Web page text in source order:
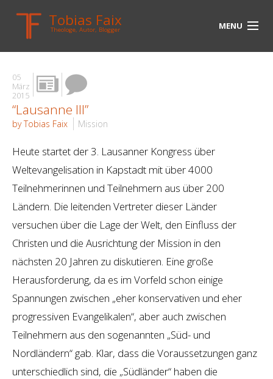
Tobias Faix
Theologe, Autor, Blogger MENU
HOME
BLOG
BIOGRAPHIE
MEDIEN
LINKS
05
März
2015
“Lausanne III”
by Tobias Faix Mission
Heute startet der 3. Lausanner Kongress über
Weltevangelisation in Kapstadt mit über 4000
Teilnehmerinnen und Teilnehmern aus über 200
Ländern. Die leitenden Vertreter dieser Länder
versuchen über die Lage der Welt, den Einfluss der
Christen und die Ausrichtung der Mission in den
nächsten 20 Jahren zu diskutieren. Eine große
Herausforderung, da es im Vorfeld schon einige
Spannungen zwischen „eher konservativen und eher
progressiven Evangelikalen“, aber auch zwischen
Teilnehmern aus den sogenannten „Süd- und
Nordländern“ gab. Klar, dass die Voraussetzungen ganz
unterschiedlich sind, die „Südländer“ haben die